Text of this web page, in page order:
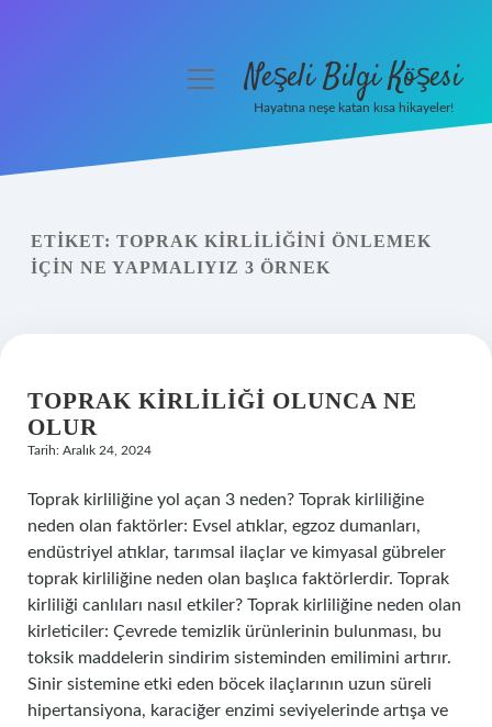
Yasal Uyarı
menüyüNeşeli Bilgi Köşesi
Hayatına neşe katan kısa hikayeler!
ETIKET: TOPRAK KIRLILIĞINI ÖNLEMEK
IÇIN NE YAPMALIYIZ 3 ÖRNEK
TOPRAK KIRLILIĞI OLUNCA NE
OLUR
Tarih: Aralık 24, 2024
Toprak kirliliğine yol açan 3 neden? Toprak kirliliğine
neden olan faktörler: Evsel atıklar, egzoz dumanları,
endüstriyel atıklar, tarımsal ilaçlar ve kimyasal gübreler
toprak kirliliğine neden olan başlıca faktörlerdir. Toprak
kirliliği canlıları nasıl etkiler? Toprak kirliliğine neden olan
kirleticiler: Çevrede temizlik ürünlerinin bulunması, bu
toksik maddelerin sindirim sisteminden emilimini artırır.
Sinir sistemine etki eden böcek ilaçlarının uzun süreli
hipertansiyona, karaciğer enzimi seviyelerinde artışa ve